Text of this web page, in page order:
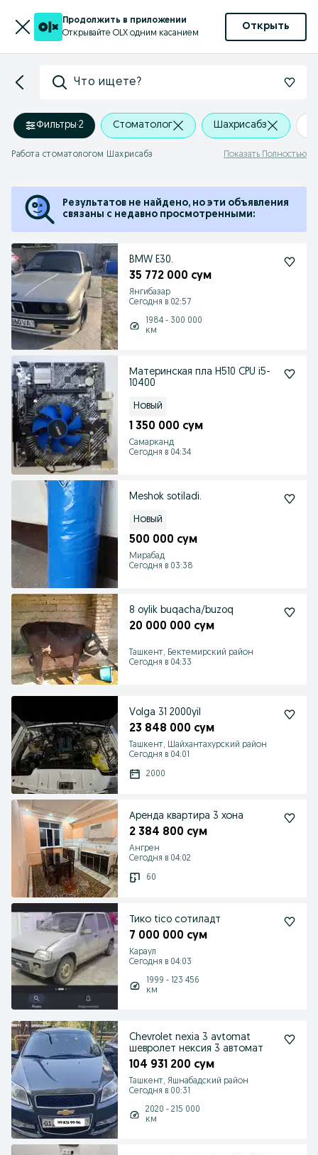
Продолжить в приложении
Открывайте OLX одним касанием
Открыть
Что ищете?
Фильтры·2 Стоматолог Шахрисабз
Работа стоматологом Шахрисабз Показать Полностью
Результатов не найдено, но эти объявления
связаны с недавно просмотренными:
BMW E30.
35 772 000 сум
Янгибазар
Сегодня в 02:57
1984 - 300 000
км
Материнская пла H510 CPU i5-
10400
Новый
1 350 000 сум
Самарканд
Сегодня в 04:34
Meshok sotiladi.
Новый
500 000 сум
Мирабад
Сегодня в 03:38
8 oylik buqacha/buzoq
20 000 000 сум
Ташкент, Бектемирский район
Сегодня в 04:33
Volga 31 2000yil
23 848 000 сум
Ташкент, Шайхантахурский район
Сегодня в 04:01
2000
Аренда квартира 3 хона
2 384 800 сум
Ангрен
Сегодня в 04:02
60
Тико tico сотиладт
7 000 000 сум
Караул
Сегодня в 04:03
1999 - 123 456
км
Chevrolet nexia 3 avtomat
шевролет нексия 3 автомат
104 931 200 сум
Ташкент, Яшнабадский район
Сегодня в 00:31
2020 - 215 000
км